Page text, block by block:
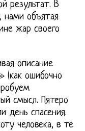
результат. В
нами объятая
жар своего
описание
(как ошибочно
смысл. Пятеро
день спасения.
человека, в те